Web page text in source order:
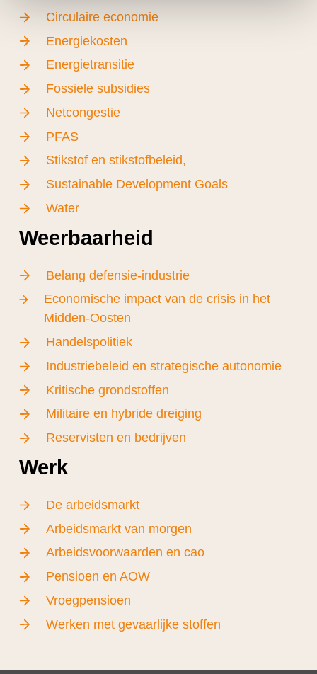
Circulaire economie
Energiekosten
Energietransitie
Fossiele subsidies
Netcongestie
PFAS
Stikstof en stikstofbeleid,
Sustainable Development Goals
Water
Weerbaarheid
Belang defensie-industrie
Economische impact van de crisis in het
Midden-Oosten
Handelspolitiek
Industriebeleid en strategische autonomie
Kritische grondstoffen
Militaire en hybride dreiging
Reservisten en bedrijven
Werk
De arbeidsmarkt
Arbeidsmarkt van morgen
Arbeidsvoorwaarden en cao
Pensioen en AOW
Vroegpensioen
Werken met gevaarlijke stoffen